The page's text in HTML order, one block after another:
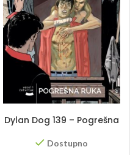
Dylan Dog 139 – Pogrešna
Dostupno